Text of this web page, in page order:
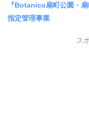
『Botanico扇町公園・
指定管理事業
ス